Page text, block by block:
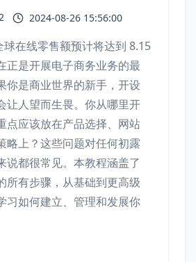
2024-08-26 15:56:00
球在线零售额预计将达到 8.15
正是开展电子商务业务的最
你是商业世界的新手，开设
让人望而生畏。你从哪里开
点应该放在产品选择、网站
略上？这些问题对任何初露
说都很常见。本教程涵盖了
所有步骤，从基础到更高级
习如何建立、管理和发展你